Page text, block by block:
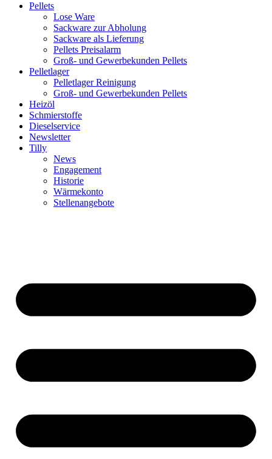
Pellets
Lose Ware
Sackware zur Abholung
Sackware als Lieferung
Pellets Preisalarm
Groß- und Gewerbekunden Pellets
Pelletlager
Pelletlager Reinigung
Groß- und Gewerbekunden Pellets
Heizöl
Schmierstoffe
Dieselservice
Newsletter
Tilly
News
Engagement
Historie
Wärmekonto
Stellenangebote